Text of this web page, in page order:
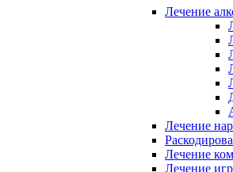
Лечение
Лечение
Лечение
Лечение